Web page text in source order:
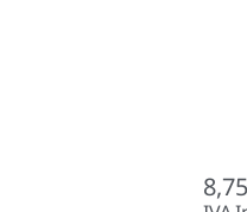
8,75